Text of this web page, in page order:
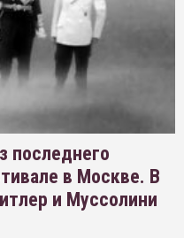
последнего
в Москве. В
и Муссолини